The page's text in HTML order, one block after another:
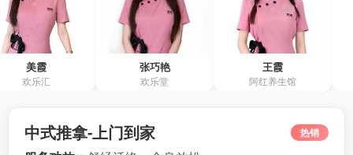
中式推拿-上门到家 热销